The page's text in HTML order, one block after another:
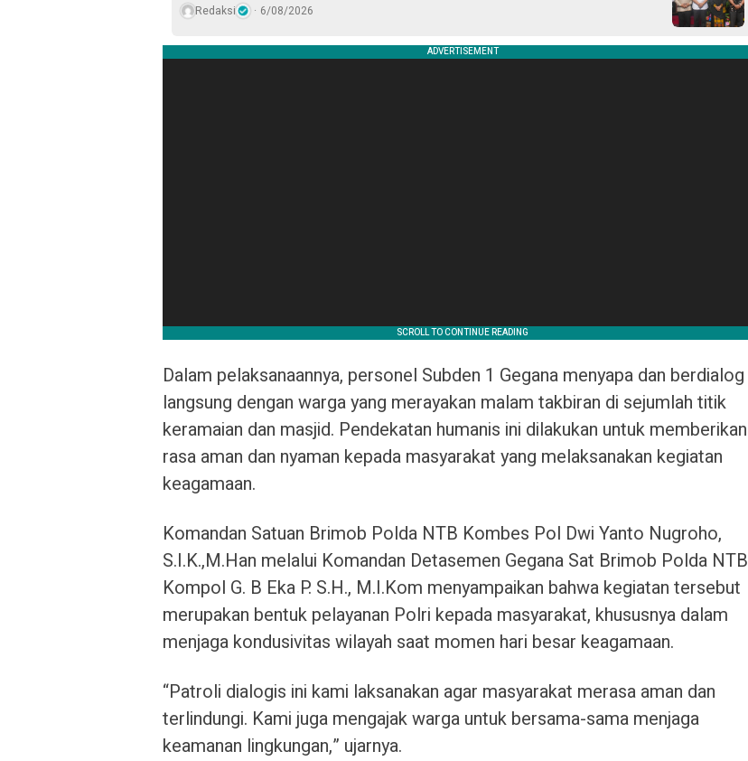
Redaksi 6/08/2026
Dalam pelaksanaannya, personel Subden 1 Gegana menyapa dan berdialog
langsung dengan warga yang merayakan malam takbiran di sejumlah titik
keramaian dan masjid. Pendekatan humanis ini dilakukan untuk memberikan
rasa aman dan nyaman kepada masyarakat yang melaksanakan kegiatan
keagamaan.
Komandan Satuan Brimob Polda NTB Kombes Pol Dwi Yanto Nugroho,
S.I.K.,M.Han melalui Komandan Detasemen Gegana Sat Brimob Polda NTB
Kompol G. B Eka P. S.H., M.I.Kom menyampaikan bahwa kegiatan tersebut
merupakan bentuk pelayanan Polri kepada masyarakat, khususnya dalam
menjaga kondusivitas wilayah saat momen hari besar keagamaan.
“Patroli dialogis ini kami laksanakan agar masyarakat merasa aman dan
terlindungi. Kami juga mengajak warga untuk bersama-sama menjaga
keamanan lingkungan,” ujarnya.